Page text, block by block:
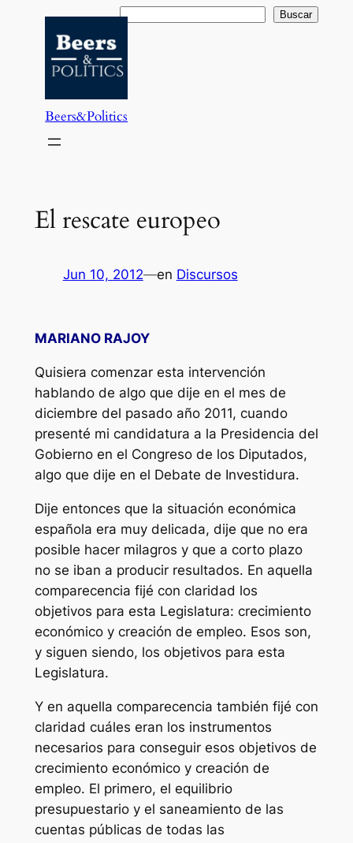
contenido
Buscar Buscar
Beers&Politics
El rescate europeo
Jun 10, 2012—en Discursos
MARIANO RAJOY
Quisiera comenzar esta intervención
hablando de algo que dije en el mes de
diciembre del pasado año 2011, cuando
presenté mi candidatura a la Presidencia del
Gobierno en el Congreso de los Diputados,
algo que dije en el Debate de Investidura.
Dije entonces que la situación económica
española era muy delicada, dije que no era
posible hacer milagros y que a corto plazo
no se iban a producir resultados. En aquella
comparecencia fijé con claridad los
objetivos para esta Legislatura: crecimiento
económico y creación de empleo. Esos son,
y siguen siendo, los objetivos para esta
Legislatura.
Y en aquella comparecencia también fijé con
claridad cuáles eran los instrumentos
necesarios para conseguir esos objetivos de
crecimiento económico y creación de
empleo. El primero, el equilibrio
presupuestario y el saneamiento de las
cuentas públicas de todas las